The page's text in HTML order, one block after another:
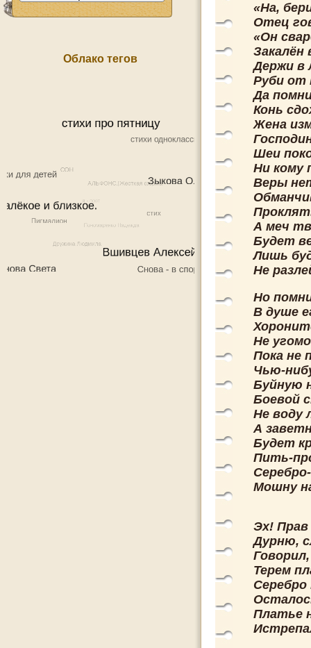
Облако тегов
«На,
Отец
«Он
Закалён
Держи в
Руби от
Да
Конь
Жена
Шеи
Ни кому
Веры
А меч
Будет
Лишь
Не
Но
В душе
Не
Пока не
Чью-
Буйную
Боевой
Не воду
А
Будет
Пить-
Мошну
Эх!
Дурню,
Терем
Серебро
Платье